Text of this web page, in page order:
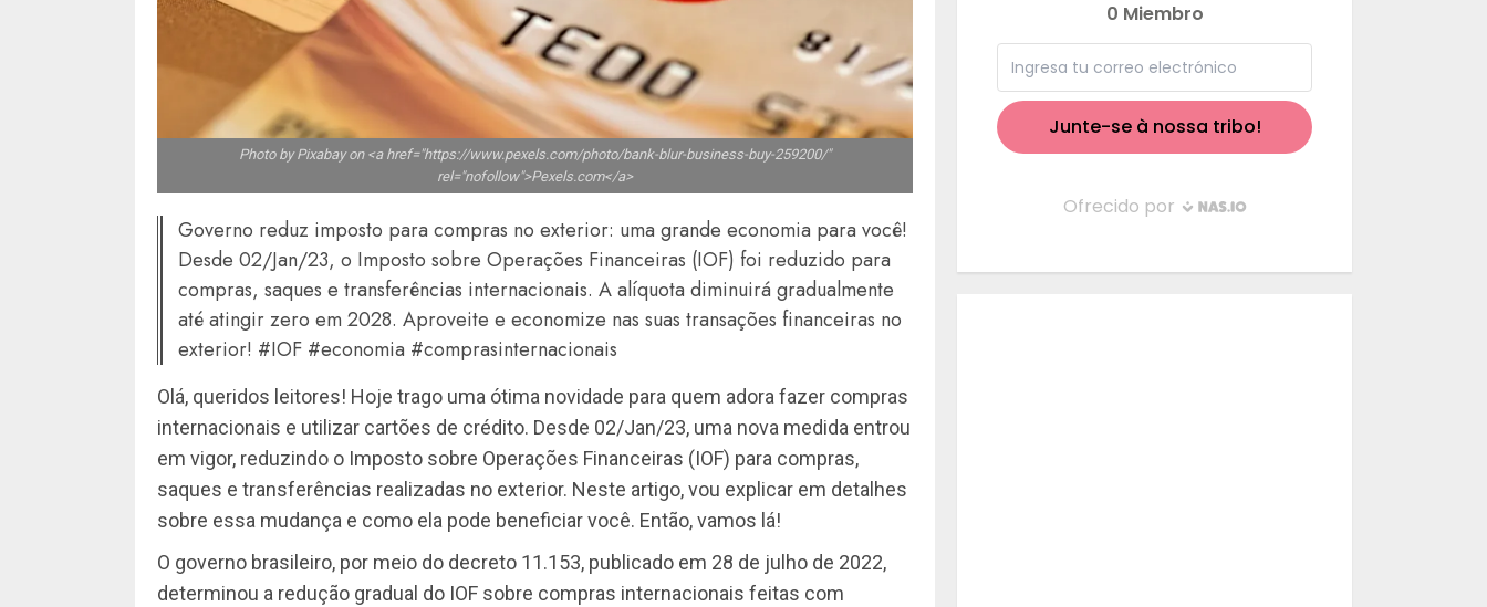
Photo by Pixabay on <a href="https://www.pexels.com/photo/bank-blur-business-buy-259200/"
rel="nofollow">Pexels.com</a>
Governo reduz imposto para compras no exterior: uma grande economia para você!
Desde 02/Jan/23, o Imposto sobre Operações Financeiras (IOF) foi reduzido para
compras, saques e transferências internacionais. A alíquota diminuirá gradualmente
até atingir zero em 2028. Aproveite e economize nas suas transações financeiras no
exterior! #IOF #economia #comprasinternacionais
Olá, queridos leitores! Hoje trago uma ótima novidade para quem adora fazer compras
internacionais e utilizar cartões de crédito. Desde 02/Jan/23, uma nova medida entrou
em vigor, reduzindo o Imposto sobre Operações Financeiras (IOF) para compras,
saques e transferências realizadas no exterior. Neste artigo, vou explicar em detalhes
sobre essa mudança e como ela pode beneficiar você. Então, vamos lá!
O governo brasileiro, por meio do decreto 11.153, publicado em 28 de julho de 2022,
determinou a redução gradual do IOF sobre compras internacionais feitas com